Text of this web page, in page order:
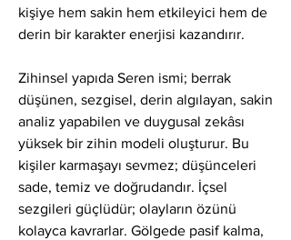
kişiye hem sakin hem etkileyici hem de
derin bir karakter enerjisi kazandırır.
Zihinsel yapıda Seren ismi; berrak
düşünen, sezgisel, derin algılayan, sakin
analiz yapabilen ve duygusal zekâsı
yüksek bir zihin modeli oluşturur. Bu
kişiler karmaşayı sevmez; düşünceleri
sade, temiz ve doğrudandır. İçsel
sezgileri güçlüdür; olayların özünü
kolayca kavrarlar. Gölgede pasif kalma,